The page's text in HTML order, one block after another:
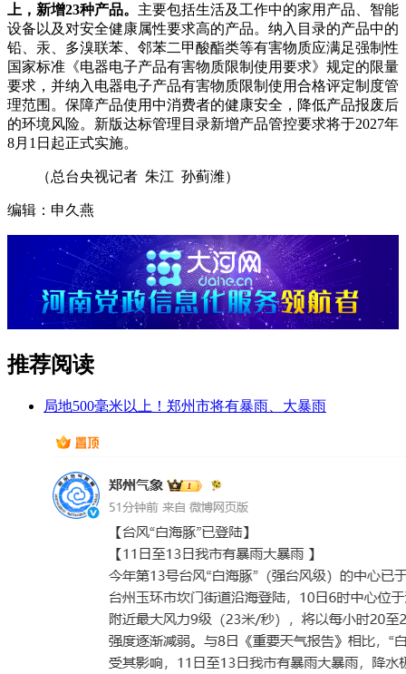
上，新增23种产品。 主要包括生活及工作中的家用产品、智能
设备以及对安全健康属性要求高的产品。纳入目录的产品中的
铅、汞、多溴联苯、邻苯二甲酸酯类等有害物质应满足强制性
国家标准《电器电子产品有害物质限制使用要求》规定的限量
要求，并纳入电器电子产品有害物质限制使用合格评定制度管
理范围。保障产品使用中消费者的健康安全，降低产品报废后
的环境风险。新版达标管理目录新增产品管控要求将于2027年
8月1日起正式实施。
（总台央视记者 朱江 孙蓟潍）
编辑：申久燕
推荐阅读
局地500毫米以上！郑州市将有暴雨、大暴雨